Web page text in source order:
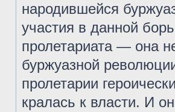
народившейся
участия в данной
пролетариата — она
буржуазной
пролетарии
кралась к власти. И